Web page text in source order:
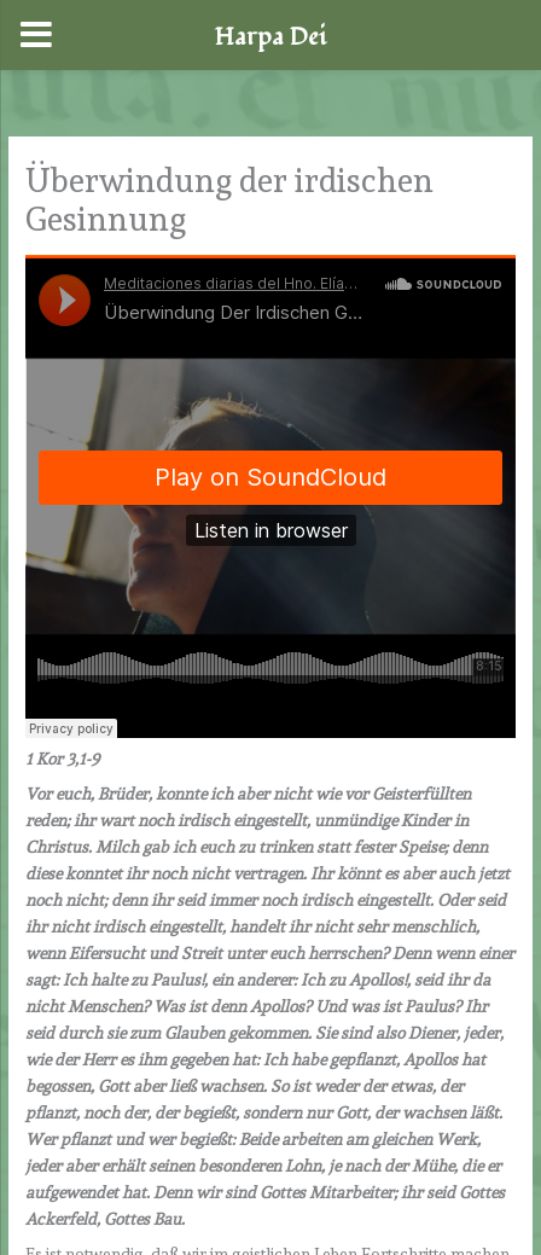
springen
Überwindung der irdischen
Gesinnung
1 Kor 3,1-9
Vor euch, Brüder, konnte ich aber nicht wie vor Geisterfüllten
reden; ihr wart noch irdisch eingestellt, unmündige Kinder in
Christus. Milch gab ich euch zu trinken statt fester Speise; denn
diese konntet ihr noch nicht vertragen. Ihr könnt es aber auch jetzt
noch nicht; denn ihr seid immer noch irdisch eingestellt. Oder seid
ihr nicht irdisch eingestellt, handelt ihr nicht sehr menschlich,
wenn Eifersucht und Streit unter euch herrschen? Denn wenn einer
sagt: Ich halte zu Paulus!, ein anderer: Ich zu Apollos!, seid ihr da
nicht Menschen? Was ist denn Apollos? Und was ist Paulus? Ihr
seid durch sie zum Glauben gekommen. Sie sind also Diener, jeder,
wie der Herr es ihm gegeben hat: Ich habe gepflanzt, Apollos hat
begossen, Gott aber ließ wachsen. So ist weder der etwas, der
pflanzt, noch der, der begießt, sondern nur Gott, der wachsen läßt.
Wer pflanzt und wer begießt: Beide arbeiten am gleichen Werk,
jeder aber erhält seinen besonderen Lohn, je nach der Mühe, die er
aufgewendet hat. Denn wir sind Gottes Mitarbeiter; ihr seid Gottes
Ackerfeld, Gottes Bau.
Harpa Dei